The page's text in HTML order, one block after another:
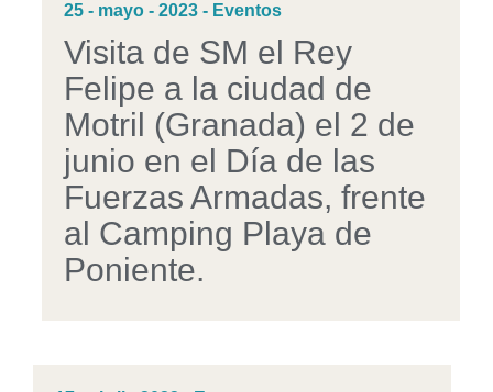
25 - mayo - 2023 - Eventos
Visita de SM el Rey
Felipe a la ciudad de
Motril (Granada) el 2 de
junio en el Día de las
Fuerzas Armadas, frente
al Camping Playa de
Poniente.